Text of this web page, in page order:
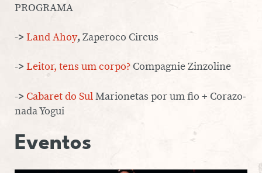
PROGRAMA
->Land Ahoy,Zaperoco Circus
->Leitor, tens um corpo?Com­pag­nie Zin­zo­line
-> Cabaret do SulMa­ri­o­ne­tas por um fio + Co­ra­zo­
nada Yogui
Eventos